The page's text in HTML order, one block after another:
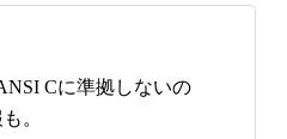
Cに準拠しないの
。